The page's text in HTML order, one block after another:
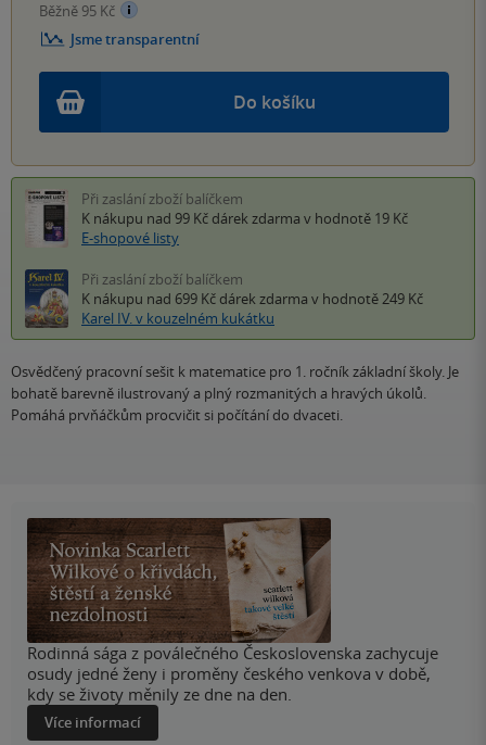
Do košíku
Běžně 95 Kč
Jsme transparentní
Při zaslání zboží balíčkem
K nákupu nad 99 Kč dárek zdarma v hodnotě 19 Kč
E-shopové listy
Při zaslání zboží balíčkem
K nákupu nad 699 Kč dárek zdarma v hodnotě 249 Kč
Karel IV. v kouzelném kukátku
Osvědčený pracovní sešit k matematice pro 1. ročník základní školy. Je
bohatě barevně ilustrovaný a plný rozmanitých a hravých úkolů.
Pomáhá prvňáčkům procvičit si počítání do dvaceti.
Rodinná sága z poválečného Československa zachycuje
osudy jedné ženy i proměny českého venkova v době,
kdy se životy měnily ze dne na den.
Více informací